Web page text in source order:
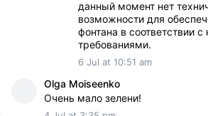
данный момент нет
возможности для
фонтана в соответствии
требованиями.
6 Jul at 10:51 am
Olga Moiseenko
Очень мало зелени!